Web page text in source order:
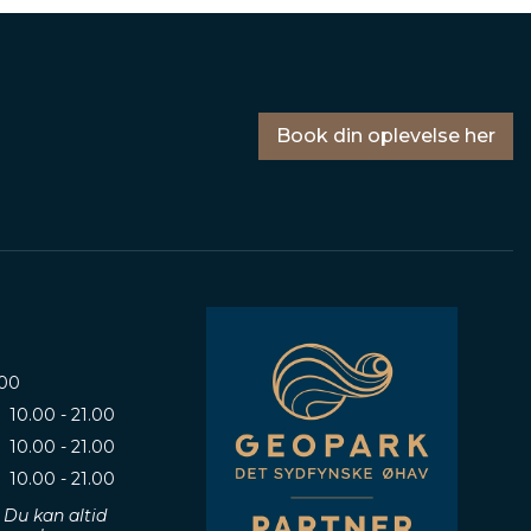
Book din oplevelse her
10.00 - 21.00
10.00 - 21.00
10.00 - 21.00
Du kan altid